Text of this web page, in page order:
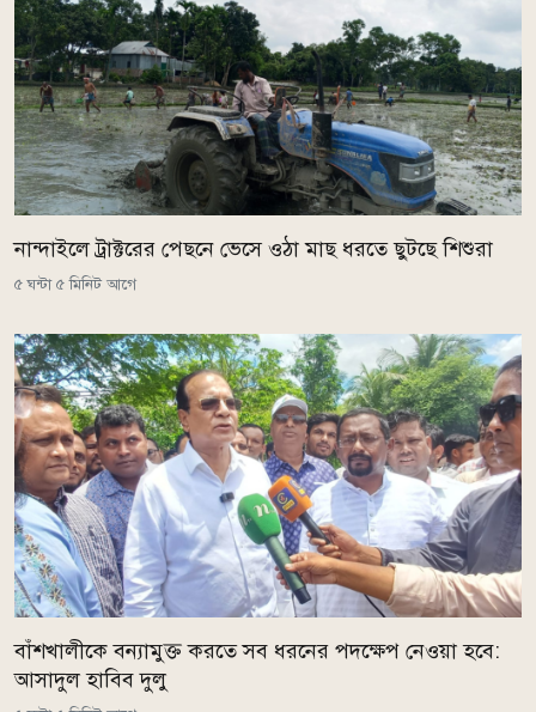
নান্দাইলে ট্রাক্টরের পেছনে ভেসে ওঠা মাছ ধরতে ছুটছে শিশুরা
৫ ঘন্টা ৫ মিনিট আগে
বাঁশখালীকে বন্যামুক্ত করতে সব ধরনের পদক্ষেপ নেওয়া হবে:
আসাদুল হাবিব দুলু